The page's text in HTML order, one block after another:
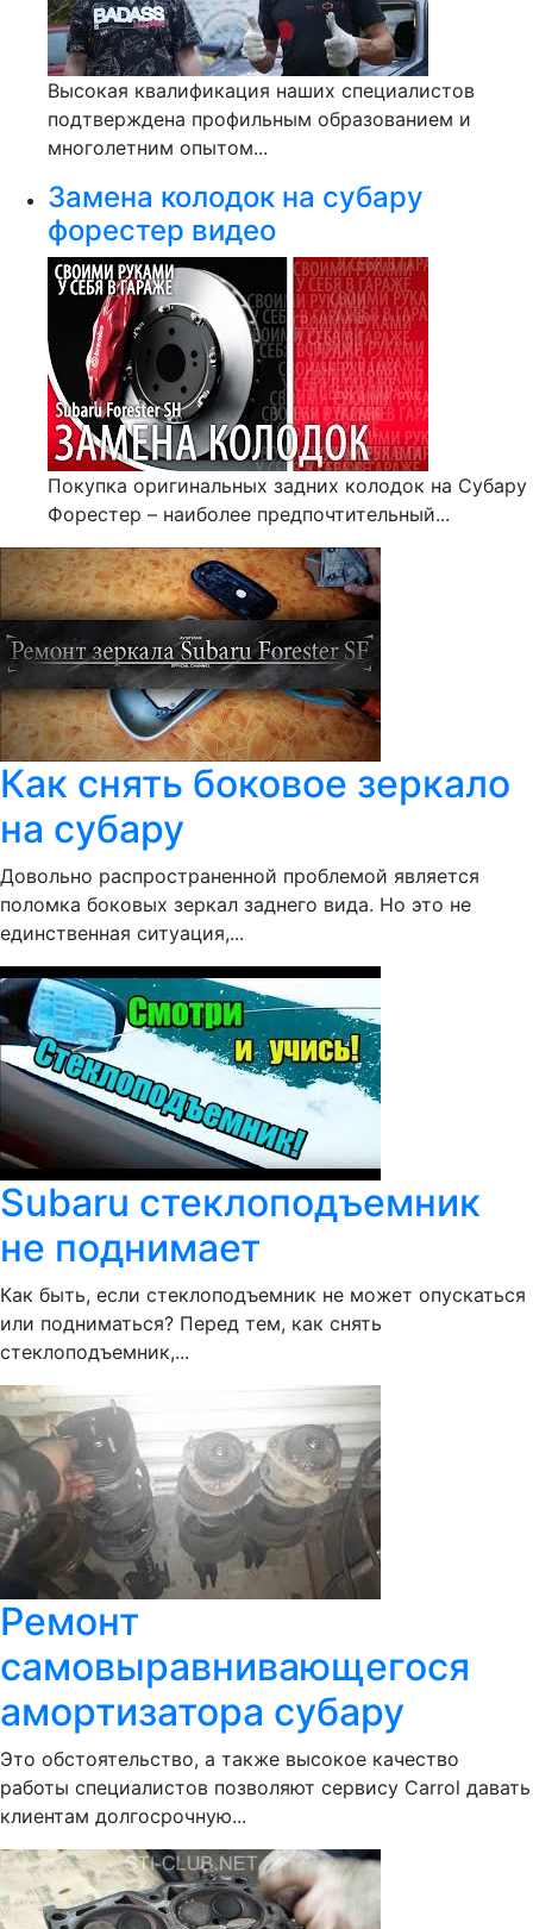
Высокая квалификация наших специалистов
подтверждена профильным образованием и
многолетним опытом...
Замена колодок на субару
форестер видео
Покупка оригинальных задних колодок на Субару
Форестер – наиболее предпочтительный...
Как снять боковое зеркало
на субару
Довольно распространенной проблемой является
поломка боковых зеркал заднего вида. Но это не
единственная ситуация,...
Subaru стеклоподъемник
не поднимает
Как быть, если стеклоподъемник не может опускаться
или подниматься? Перед тем, как снять
стеклоподъемник,...
Ремонт
самовыравнивающегося
амортизатора субару
Это обстоятельство, а также высокое качество
работы специалистов позволяют сервису Сarrol давать
клиентам долгосрочную...